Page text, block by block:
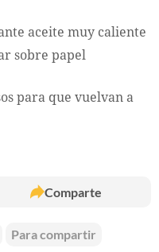
aceite muy caliente
sobre papel
para que vuelvan a
Comparte
Para compartir